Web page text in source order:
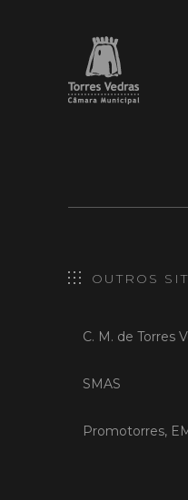
OUTROS
C. M. de Torres
SMAS
Promotorres,